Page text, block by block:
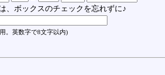
、ボックスのチェックを忘れずに♪
。英数字で8文字以内)